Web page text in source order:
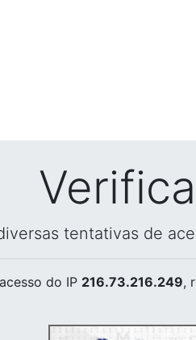
tentativas de
do IP 216.73.216.249,